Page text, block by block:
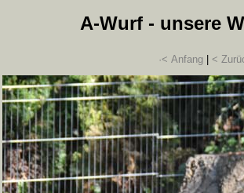
A-Wurf - unsere
·< Anfang| <